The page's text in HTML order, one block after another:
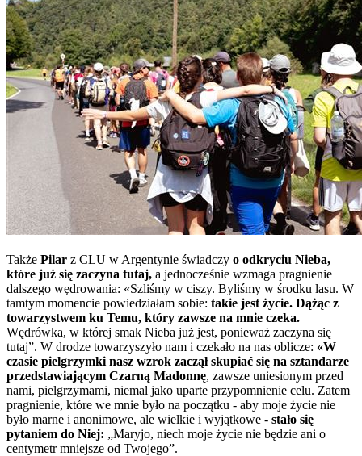
Także Pilar z CLU w Argentynie świadczy o odkryciu Nieba,
które już się zaczyna tutaj, a jednocześnie wzmaga pragnienie
dalszego wędrowania: «Szliśmy w ciszy. Byliśmy w środku lasu. W
tamtym momencie powiedziałam sobie: takie jest życie. Dążąc z
towarzystwem ku Temu, który zawsze na mnie czeka.
Wędrówka, w której smak Nieba już jest, ponieważ zaczyna się
tutaj”. W drodze towarzyszyło nam i czekało na nas oblicze: «W
czasie pielgrzymki nasz wzrok zaczął skupiać się na sztandarze
przedstawiającym Czarną Madonnę, zawsze uniesionym przed
nami, pielgrzymami, niemal jako uparte przypomnienie celu. Zatem
pragnienie, które we mnie było na początku - aby moje życie nie
było marne i anonimowe, ale wielkie i wyjątkowe - stało się
pytaniem do Niej: „Maryjo, niech moje życie nie będzie ani o
centymetr mniejsze od Twojego”.